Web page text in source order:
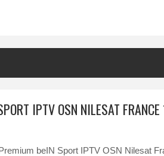
IPTV OSN NILESAT
beIN Sport IPTV OSN Nilesat